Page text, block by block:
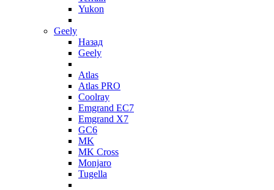
Yukon
Geely
Назад
Geely
Atlas
Atlas PRO
Coolray
Emgrand EC7
Emgrand X7
GC6
MK
MK Cross
Monjaro
Tugella